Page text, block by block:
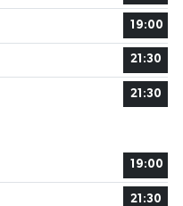
19:00
21:30
21:30
19:00
21:30